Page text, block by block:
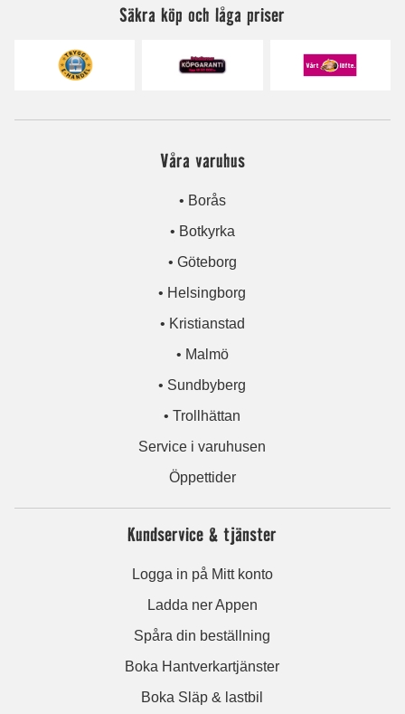
Säkra köp och låga priser
Våra varuhus
• Borås
• Botkyrka
• Göteborg
• Helsingborg
• Kristianstad
• Malmö
• Sundbyberg
• Trollhättan
Service i varuhusen
Öppettider
Kundservice & tjänster
Logga in på Mitt konto
Ladda ner Appen
Spåra din beställning
Boka Hantverkartjänster
Boka Släp & lastbil